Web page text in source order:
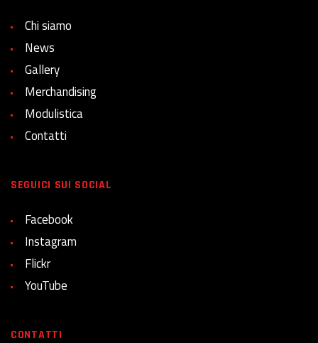
Chi siamo
News
Gallery
Merchandising
Modulistica
Contatti
SEGUICI SUI SOCIAL
Facebook
Instagram
Flickr
YouTube
CONTATTI